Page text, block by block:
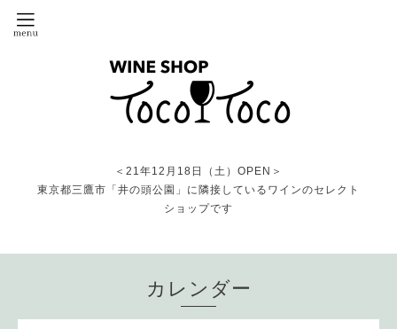
＜21年12月18日（土）OPEN＞
東京都三鷹市「井の頭公園」に隣接しているワインのセレクト
ショップです
カレンダー